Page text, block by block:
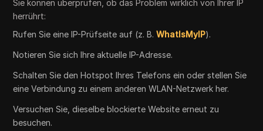
Sie können überprüfen, ob das Problem wirklich von Ihrer IP
herrührt:
Rufen Sie eine IP-Prüfseite auf (z. B.WhatIsMyIP).
Notieren Sie sich Ihre aktuelle IP-Adresse.
Schalten Sie den Hotspot Ihres Telefons ein oder stellen Sie
eine Verbindung zu einem anderen WLAN-Netzwerk her.
Versuchen Sie, dieselbe blockierte Website erneut zu
besuchen.